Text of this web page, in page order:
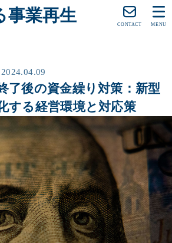
事業再生 CONTACT MENU
2024.04.09
了後の資金繰り対策：新型
する経営環境と対応策